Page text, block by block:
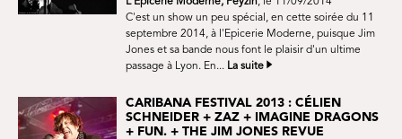
C'est un show un peu spécial, en cette soirée du 11
septembre 2014, à l'Epicerie Moderne, puisque Jim
Jones et sa bande nous font le plaisir d'un ultime
passage à Lyon. En... La suite
CARIBANA FESTIVAL 2013 : CÉLIEN
SCHNEIDER + ZAZ + IMAGINE DRAGONS
+ FUN. + THE JIM JONES REVUE